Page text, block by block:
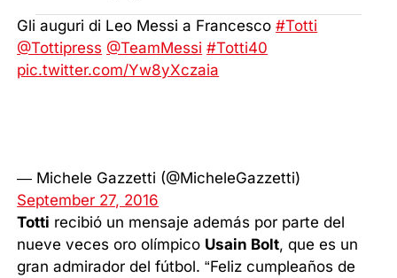
Gli auguri di Leo Messi a Francesco#Totti
@Tottipress @TeamMessi #Totti40
pic.twitter.com/Yw8yXczaia
— Michele Gazzetti (@MicheleGazzetti)
September 27, 2016
Totti recibió un mensaje además por parte del
nueve veces oro olímpico Usain Bolt, que es un
gran admirador del fútbol. “Feliz cumpleaños de